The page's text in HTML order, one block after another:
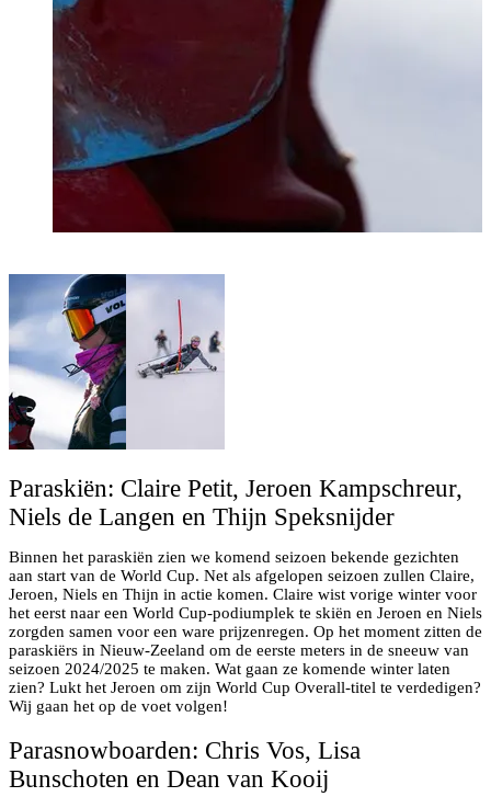
Paraskiën: Claire Petit, Jeroen Kampschreur,
Niels de Langen en Thijn Speksnijder
Binnen het paraskiën zien we komend seizoen bekende gezichten
aan start van de World Cup. Net als afgelopen seizoen zullen Claire,
Jeroen, Niels en Thijn in actie komen. Claire wist vorige winter voor
het eerst naar een World Cup-podiumplek te skiën en Jeroen en Niels
zorgden samen voor een ware prijzenregen. Op het moment zitten de
paraskiërs in Nieuw-Zeeland om de eerste meters in de sneeuw van
seizoen 2024/2025 te maken. Wat gaan ze komende winter laten
zien? Lukt het Jeroen om zijn World Cup Overall-titel te verdedigen?
Wij gaan het op de voet volgen!
Parasnowboarden: Chris Vos, Lisa
Bunschoten en Dean van Kooij